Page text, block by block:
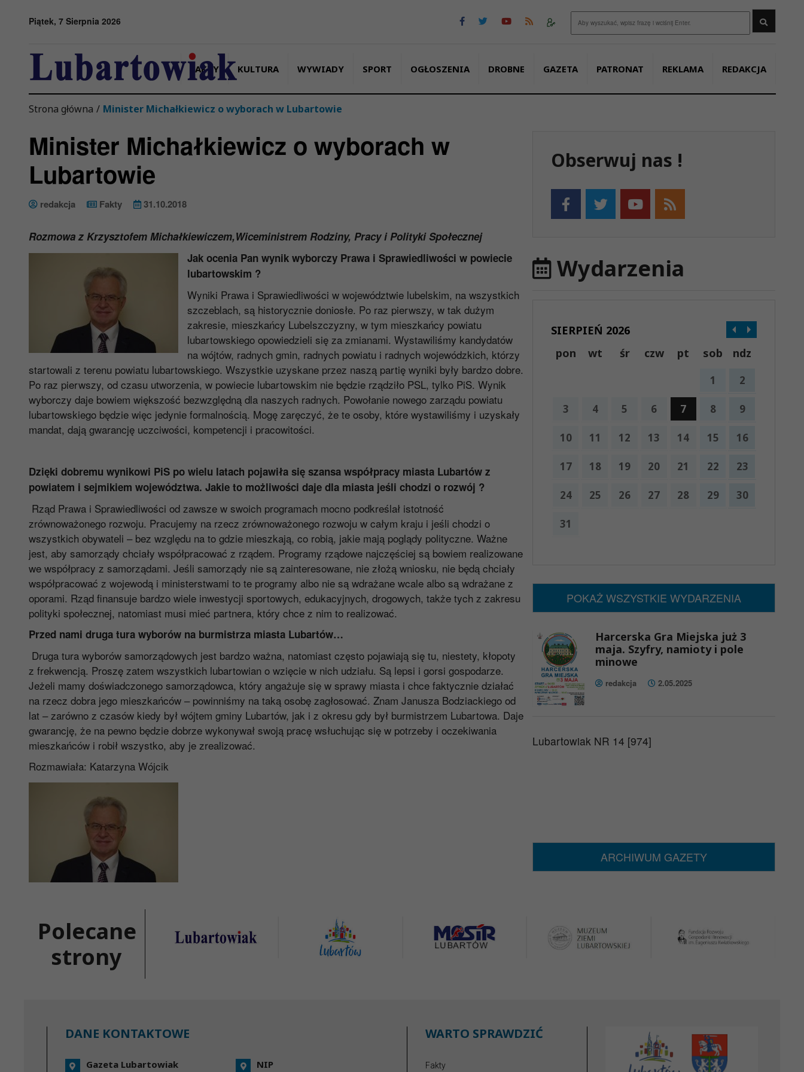
Piątek, 7 Sierpnia 2026
FAKTY KULTURA WYWIADY SPORT OGŁOSZENIA DROBNE GAZETA PATRONAT REKLAMA REDAKCJA
Strona główna / Minister Michałkiewicz o wyborach w Lubartowie
Minister Michałkiewicz o wyborach w
Lubartowie
redakcja Fakty 31.10.2018
Rozmowa z Krzysztofem Michałkiewiczem,Wiceministrem Rodziny, Pracy i Polityki Społecznej
Jakocenia Pan wynik wyborczy Prawa i Sprawiedliwości wpowiecie
lubartowskim ?
Wyniki Prawa i Sprawiedliwości w województwie lubelskim, na wszystkich
szczeblach, są historycznie doniosłe. Po raz pierwszy, w tak dużym
zakresie, mieszkańcy Lubelszczyzny, w tym mieszkańcy powiatu
lubartowskiego opowiedzieli się za zmianami. Wystawiliśmy kandydatów
na wójtów, radnych gmin, radnych powiatu i radnych wojewódzkich, którzy
startowali z terenu powiatu lubartowskiego. Wszystkie uzyskane przez naszą partię wyniki były bardzo dobre.
Po raz pierwszy, od czasu utworzenia, w powiecie lubartowskim nie będzie rządziło PSL, tylko PiS. Wynik
wyborczy daje bowiem większość bezwzględną dla naszych radnych. Powołanie nowego zarządu powiatu
lubartowskiego będzie więc jedynie formalnością. Mogę zaręczyć, że te osoby, które wystawiliśmy i uzyskały
mandat, dają gwarancję uczciwości, kompetencji i pracowitości.
Dzięki dobremu wynikowi PiS po wielu latach pojawiła się szansa współpracy miasta Lubartów z
powiatem i sejmikiem województwa. Jakie to możliwości daje dla miasta jeśli chodzi o rozwój ?
Rząd Prawa i Sprawiedliwości od zawsze w swoich programach mocno podkreślał istotność
zrównoważonego rozwoju. Pracujemy na rzecz zrównoważonego rozwoju w całym kraju i jeśli chodzi o
wszystkich obywateli – bez względu na to gdzie mieszkają, co robią, jakie mają poglądy polityczne. Ważne
jest, aby samorządy chciały współpracować z rządem. Programy rządowe najczęściej są bowiem realizowane
we współpracy z samorządami. Jeśli samorządy nie są zainteresowane, nie złożą wniosku, nie będą chciały
współpracować z wojewodą i ministerstwami to te programy albo nie są wdrażane wcale albo są wdrażane z
oporami. Rząd finansuje bardzo wiele inwestycji sportowych, edukacyjnych, drogowych, także tych z zakresu
polityki społecznej, natomiast musi mieć partnera, który chce z nim to realizować.
Przed nami druga tura wyborów na burmistrza miasta Lubartów…
Druga tura wyborów samorządowych jest bardzo ważna, natomiast często pojawiają się tu, niestety, kłopoty
z frekwencją. Proszę zatem wszystkich lubartowian o wzięcie w nich udziału. Są lepsi i gorsi gospodarze.
Jeżeli mamy doświadczonego samorządowca, który angażuje się w sprawy miasta i chce faktycznie działać
na rzecz dobra jego mieszkańców – powinniśmy na taką osobę zagłosować. Znam Janusza Bodziackiego od
lat – zarówno z czasów kiedy był wójtem gminy Lubartów, jak i z okresu gdy był burmistrzem Lubartowa. Daje
gwarancję, że na pewno będzie dobrze wykonywał swoją pracę wsłuchując się w potrzeby i oczekiwania
mieszkańców i robił wszystko, aby je zrealizować.
Rozmawiała: Katarzyna Wójcik
Obserwuj nas !
Wydarzenia
SIERPIEŃ 2026
pon
wt śr czw pt sob ndz
1 2
3 4 5 6 7 8 9
10 11 12 13 14 15 16
17 18 19 20 21 22 23
24 25 26 27 28 29 30
31
POKAŻ WSZYSTKIE WYDARZENIA
Harcerska Gra Miejska już 3
maja. Szyfry, namioty i pole
minowe
redakcja 2.05.2025
Lubartowiak NR 14 [974]
ARCHIWUM GAZETY
Polecane
strony
DANE KONTAKTOWE
Gazeta Lubartowiak NIP
WARTO SPRAWDZIĆ
Fakty